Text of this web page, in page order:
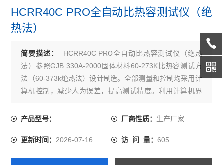
HCRR40C PRO全自动比热容测试仪（绝
热法）
简要描述：
HCRR40C PRO全自动比热容测试仪（绝热
法）参照GJB 330A-2000固体材料60-273K比热容测试方
法（60-373k绝热法）设计制造。全部测量和控制均采用计
算机控制，减少人为误差，提高测试精度。利用计算机界
打印输出。选配专用耐腐蚀合金样品筒可做带腐蚀性材料
产品型号： 厂商性质： 生产厂家
更新时间：2026-07-16 访 问 量： 605